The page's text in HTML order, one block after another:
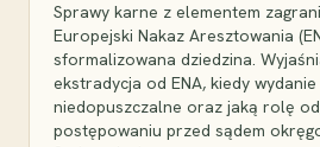
Sprawy karne z elementem
Europejski Nakaz Aresztowania
sformalizowana dziedzina.
ekstradycja od ENA, kiedy
niedopuszczalne oraz jaką rolę
postępowaniu przed sądem